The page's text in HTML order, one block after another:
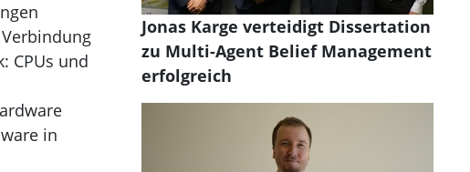
CPUs und
in
Jonas Karge verteidigt Dissertation
zu Multi-Agent Belief Management
erfolgreich